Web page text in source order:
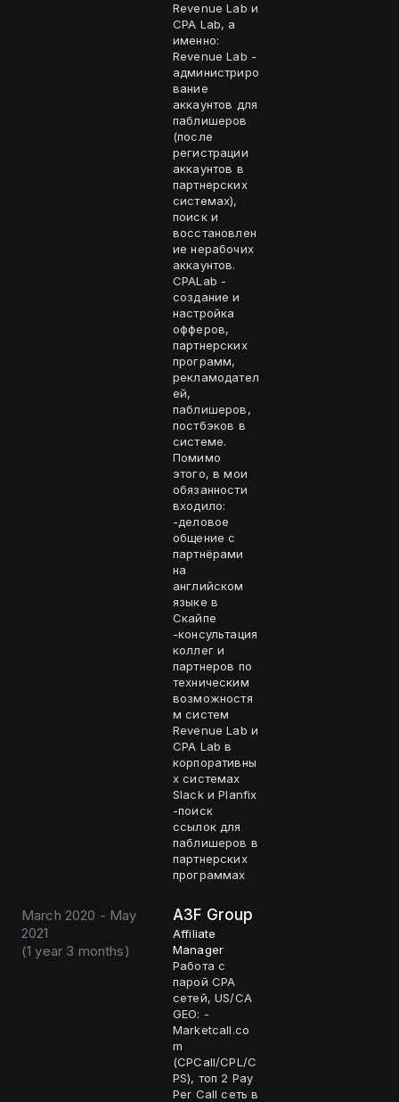
Revenue Lab и
CPA Lab, а
именно:
Revenue Lab -
администриро
вание
аккаунтов для
паблишеров
(после
регистрации
аккаунтов в
партнерских
системах),
поиск и
восстановлен
ие нерабочих
аккаунтов.
CPALab -
создание и
настройка
офферов,
партнерских
программ,
рекламодател
ей,
паблишеров,
постбэков в
системе.
Помимо
этого, в мои
обязанности
входило:
-деловое
общение с
партнёрами
на
английском
языке в
Скайпе
-консультация
коллег и
партнеров по
техническим
возможностя
м систем
Revenue Lab и
CPA Lab в
корпоративны
х системах
Slack и Planfix
-поиск
ссылок для
паблишеров в
партнерских
программах
March 2020 - May
2021
(1 year 3 months)
A3F Group
Affiliate
Manager
Работа с
парой CPA
сетей, US/CA
GEO: -
Marketcall.co
m
(CPCall/CPL/C
PS), топ 2 Pay
Per Call сеть в